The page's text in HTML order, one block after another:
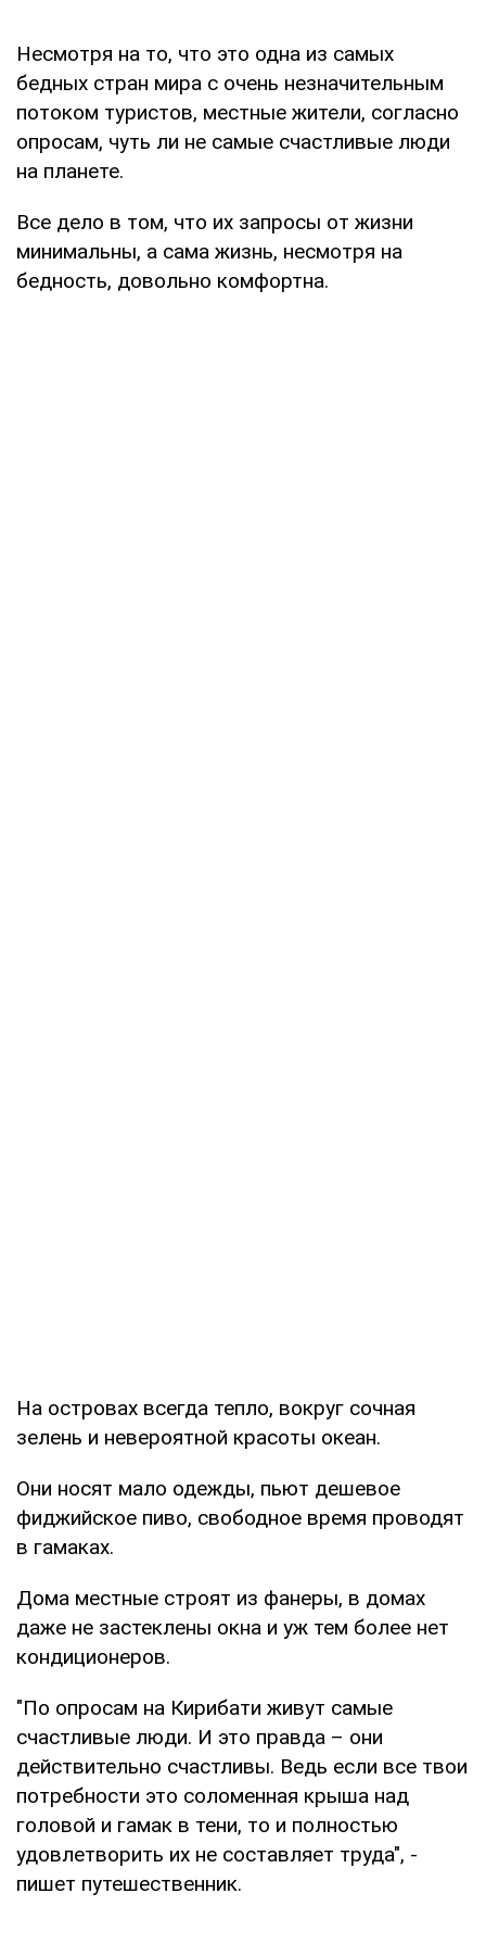
Несмотря на то, что это одна из самых
бедных стран мира с очень незначительным
потоком туристов, местные жители, согласно
опросам, чуть ли не самые счастливые люди
на планете.
Все дело в том, что их запросы от жизни
минимальны, а сама жизнь, несмотря на
бедность, довольно комфортна.
На островах всегда тепло, вокруг сочная
зелень и невероятной красоты океан.
Они носят мало одежды, пьют дешевое
фиджийское пиво, свободное время проводят
в гамаках.
Дома местные строят из фанеры, в домах
даже не застеклены окна и уж тем более нет
кондиционеров.
"По опросам на Кирибати живут самые
счастливые люди. И это правда – они
действительно счастливы. Ведь если все твои
потребности это соломенная крыша над
головой и гамак в тени, то и полностью
удовлетворить их не составляет труда", -
пишет путешественник.